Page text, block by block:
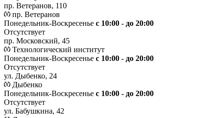
пр. Ветеранов, 110
пр. Ветеранов
Понедельник-Воскресенье с 10:00 - до 20:00
Отсутствует
пр. Московский, 45
Технологический институт
Понедельник-Воскресенье с 10:00 - до 20:00
Отсутствует
ул. Дыбенко, 24
Дыбенко
Понедельник-Воскресенье с 10:00 - до 20:00
Отсутствует
ул. Бабушкина, 42